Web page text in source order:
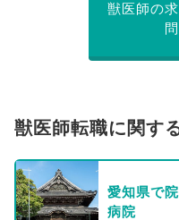
獣医師の
獣医師転職に関す
愛知県で
病院